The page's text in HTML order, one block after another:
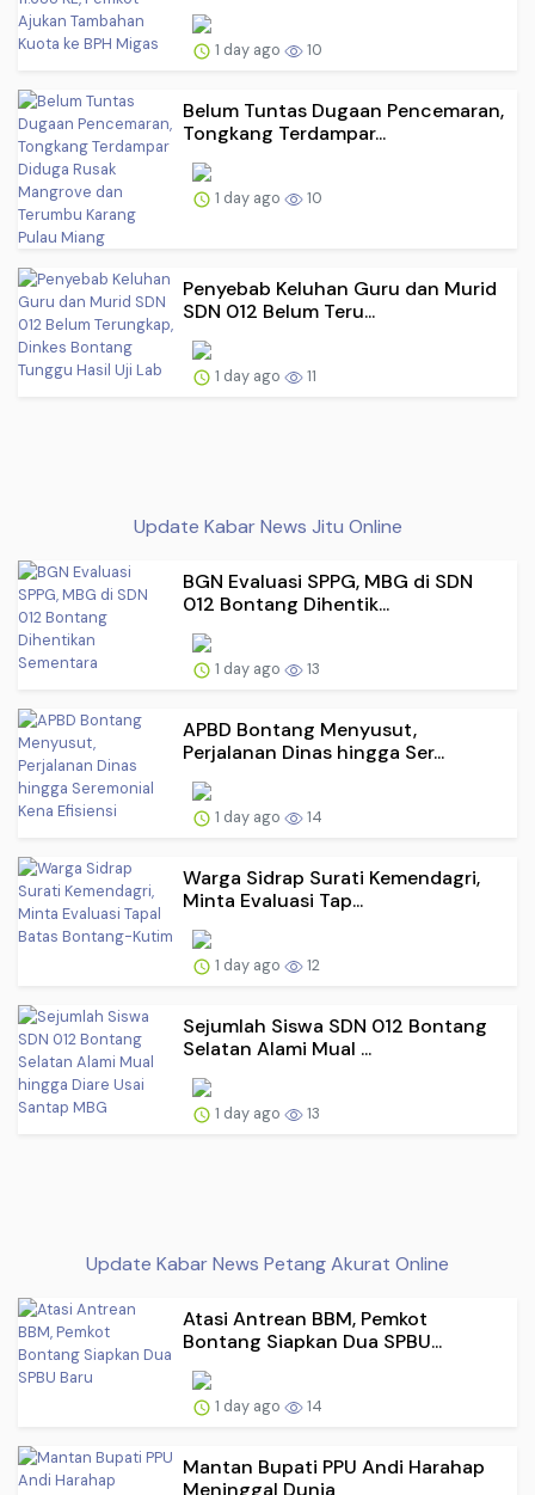
1 day ago 10
Belum Tuntas Dugaan Pencemaran,
Tongkang Terdampar...
1 day ago 10
Penyebab Keluhan Guru dan Murid
SDN 012 Belum Teru...
1 day ago 11
Update Kabar News Jitu Online
BGN Evaluasi SPPG, MBG di SDN
012 Bontang Dihentik...
1 day ago 13
APBD Bontang Menyusut,
Perjalanan Dinas hingga Ser...
1 day ago 14
Warga Sidrap Surati Kemendagri,
Minta Evaluasi Tap...
1 day ago 12
Sejumlah Siswa SDN 012 Bontang
Selatan Alami Mual ...
1 day ago 13
Update Kabar News Petang Akurat Online
Atasi Antrean BBM, Pemkot
Bontang Siapkan Dua SPBU...
1 day ago 14
Mantan Bupati PPU Andi Harahap